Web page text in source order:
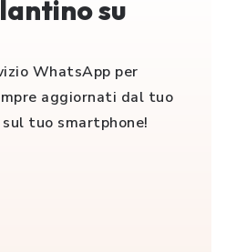
su
WhatsApp per
aggiornati dal tuo
tuo smartphone!